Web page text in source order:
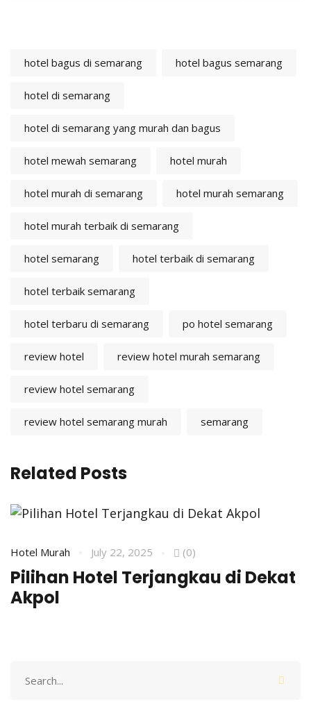
hotel bagus di semarang hotel bagus semarang
hotel di semarang
hotel di semarang yang murah dan bagus
hotel mewah semarang hotel murah
hotel murah di semarang hotel murah semarang
hotel murah terbaik di semarang
hotel semarang hotel terbaik di semarang
hotel terbaik semarang
hotel terbaru di semarang po hotel semarang
review hotel review hotel murah semarang
review hotel semarang
review hotel semarang murah semarang
Related Posts
Hotel Murah July 22, 2025 (0)
Pilihan Hotel Terjangkau di Dekat
Akpol
for: